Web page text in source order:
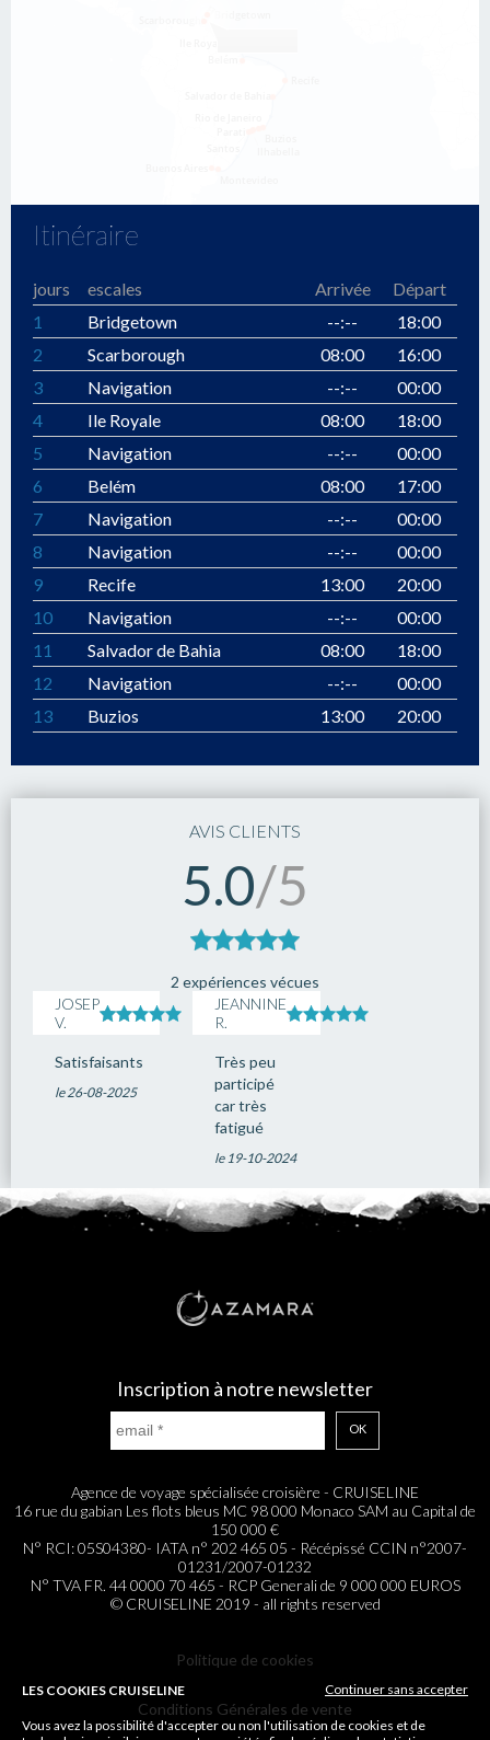
LES COOKIES CRUISELINE Continuer sans accepter
Vous avez la possibilité d'accepter ou non l'utilisation de cookies et de
Itinéraire
jours escales Arrivée
Départ
1
Bridgetown --:--
18:00
2
Scarborough 08:00
16:00
3
Navigation --:--
00:00
4
Ile Royale 08:00
18:00
5
Navigation --:--
00:00
6
Belém 08:00
17:00
7
Navigation --:--
00:00
8
Navigation --:--
00:00
9
Recife 13:00
20:00
10
Navigation --:--
00:00
11
Salvador de Bahia 08:00
18:00
12
Navigation --:--
00:00
13
Buzios 13:00
20:00
Montevideo 08:00
AVIS CLIENTS
5.0/5
2 expériences vécues
JOSEP
V.
Satisfaisants
le 26-08-2025
JEANNINE
R.
Très peu
participé
car très
fatigué
le 19-10-2024
Inscription à notre newsletter
OK
Agence de voyage spécialisée croisière - CRUISELINE
16 rue du gabian Les flots bleus MC 98 000 Monaco SAM au Capital de
150 000 €
N° RCI: 05S04380- IATA n° 202 465 05 - Récépissé CCIN n°2007-
01231/2007-01232
N° TVA FR. 44 0000 70 465 - RCP Generali de 9 000 000 EUROS
© CRUISELINE 2019 - all rights reserved
Politique de cookies
Conditions Générales de vente